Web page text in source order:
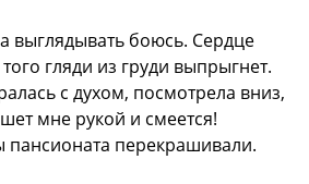
выглядывать боюсь. Сердце
гляди из груди выпрыгнет.
с духом, посмотрела вниз,
мне рукой и смеется!
пансионата перекрашивали.